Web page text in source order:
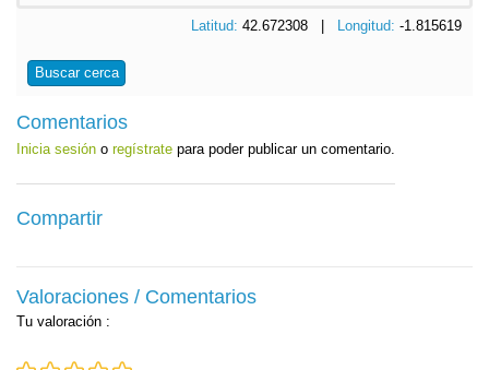
Latitud: 42.672308 | Longitud: -1.815619
Buscar cerca
Comentarios
Inicia sesión o regístrate para poder publicar un comentario.
Compartir
Valoraciones / Comentarios
Tu valoración :